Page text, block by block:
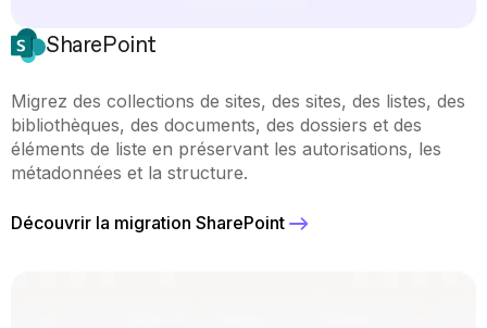
SharePoint
Migrez des collections de sites, des sites, des listes, des
bibliothèques, des documents, des dossiers et des
éléments de liste en préservant les autorisations, les
métadonnées et la structure.
Découvrir la migration SharePoint